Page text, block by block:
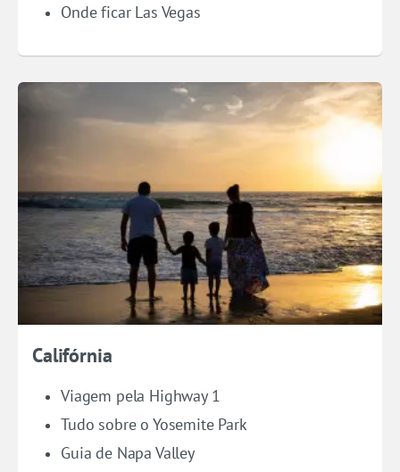
Onde ficar Las Vegas
Califórnia
Viagem pela Highway 1
Tudo sobre o Yosemite Park
Guia de Napa Valley